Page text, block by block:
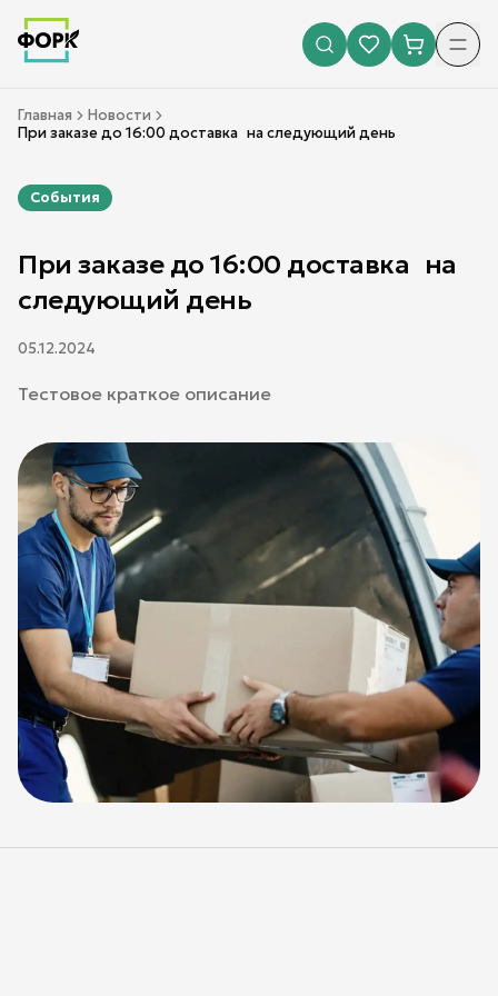
Главная
Новости
При заказе до 16:00 доставка на следующий день
События
При заказе до 16:00 доставка на
следующий день
05.12.2024
Тестовое краткое описание